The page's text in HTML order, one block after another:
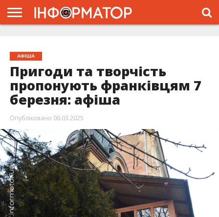
АФІША
Пригоди та творчість
пропонують франківцям 7
березня: афіша
Опубліковано 06.03.2025